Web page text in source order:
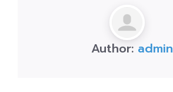
Author: admin